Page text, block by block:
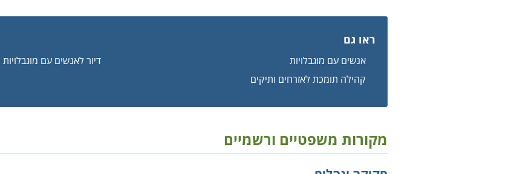
ראו גם
אנשים עם מוגבלויות
דיור לאנשים עם מוגבלויות
קהילה תומכת לאזרחים ותיקים
מקורות משפטיים ורשמיים